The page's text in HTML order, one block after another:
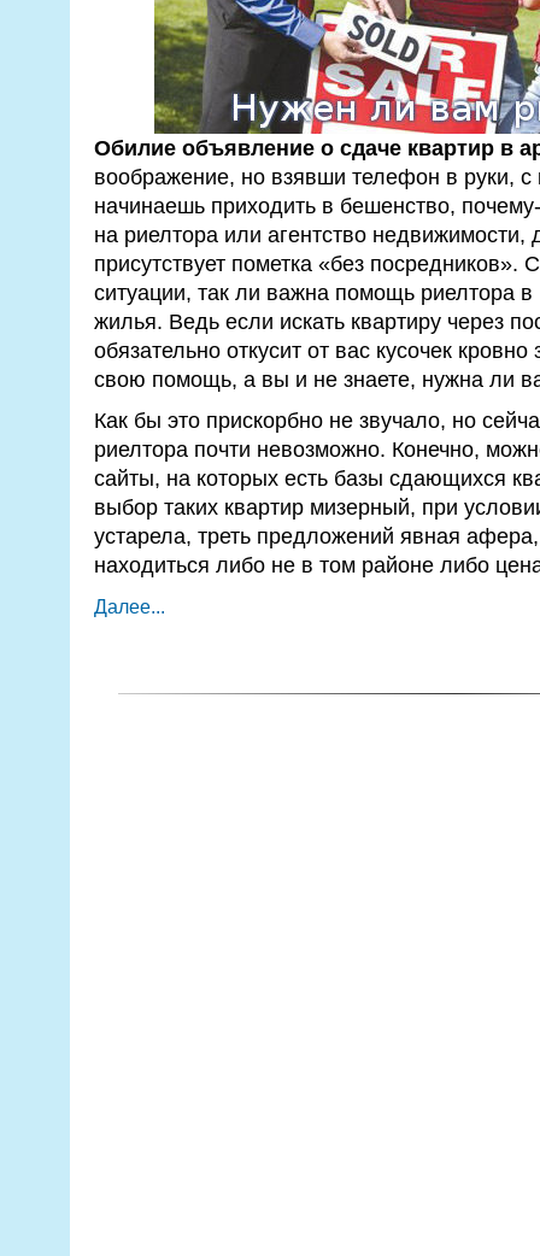
Обилие объявление о сдаче квартир в
воображение, но взявши телефон в руки,
начинаешь приходить в бешенство,
на риелтора или агентство
присутствует пометка «без посредников».
ситуации, так ли важна помощь риелтора
жилья. Ведь если искать квартиру через
обязательно откусит от вас кусочек
свою помощь, а вы и не знаете, нужна ли
Как бы это прискорбно не звучало, но
риелтора почти невозможно. Конечно,
сайты, на которых есть базы сдающихся
выбор таких квартир мизерный, при
устарела, треть предложений явная
находиться либо не в том районе либо
Далее...